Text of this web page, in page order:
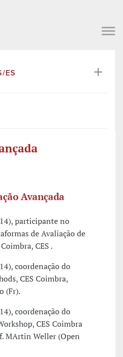
ES
Avançada
participante no
de Avaliação de
CES .
coordenação do
CES Coimbra,
(Fr).
coordenação do
CES Coimbra
MArtin Weller (Open